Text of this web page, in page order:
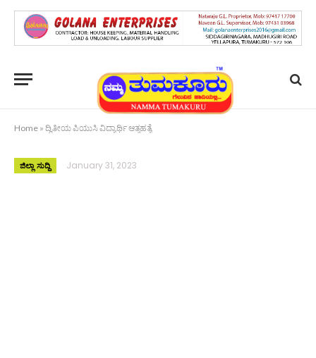
Home » ದ್ವಿತೀಯ ಪಿಯುಸಿ ವಿದ್ಯಾರ್ಥಿ ಆತ್ಮಹತ್ಯೆ
ಜಿಲ್ಲಾ ಸುದ್ದಿ January 31, 2023